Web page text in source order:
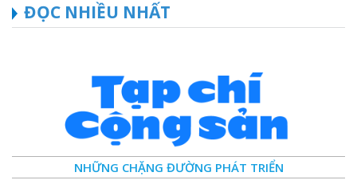
ĐỌC NHIỀU NHẤT
NHỮNG CHẶNG ĐƯỜNG PHÁT TRIỂN